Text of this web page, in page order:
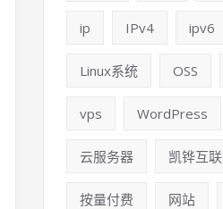
ip IPv4 ipv6
Linux系统 OSS
vps WordPress
云服务器 凯铧互联
按量付费 网站